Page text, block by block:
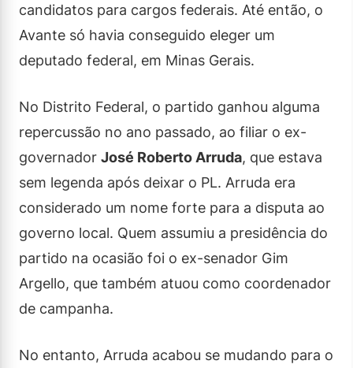
candidatos para cargos federais. Até então, o
Avante só havia conseguido eleger um
deputado federal, em Minas Gerais.
No Distrito Federal, o partido ganhou alguma
repercussão no ano passado, ao filiar o ex-
governador José Roberto Arruda, que estava
sem legenda após deixar o PL. Arruda era
considerado um nome forte para a disputa ao
governo local. Quem assumiu a presidência do
partido na ocasião foi o ex-senador Gim
Argello, que também atuou como coordenador
de campanha.
No entanto, Arruda acabou se mudando para o